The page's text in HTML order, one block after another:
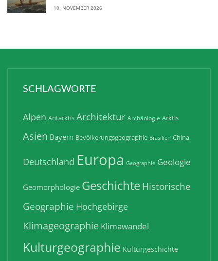
10. NOVEMBER 2026
SCHLAGWORTE
Alpen Antarktis Architektur Archäologie Arktis
Asien Bayern Bevölkerungsgeographie Brasilien China
Deutschland Europa Geographie Geologie
Geomorphologie GeschichteHistorische
Geographie Hochgebirge
Klimageographie Klimawandel
Kulturgeographie Kulturgeschichte